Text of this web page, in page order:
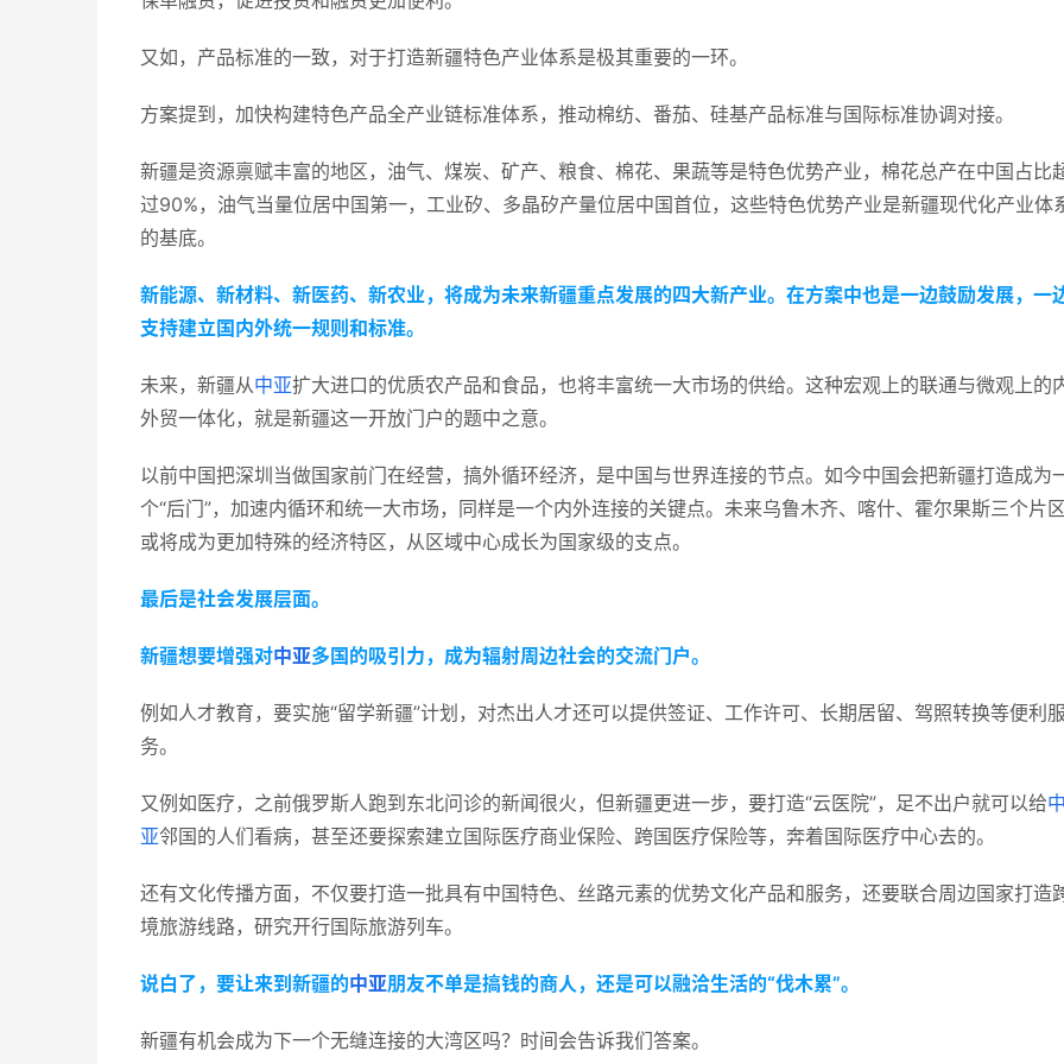
又如，产品标准的一致，对于打造新疆特色产业体系是极其重要的一环。
方案提到，加快构建特色产品全产业链标准体系，推动棉纺、番茄、硅基产品标准与国际标准协调对接。
新疆是资源禀赋丰富的地区，油气、煤炭、矿产、粮食、棉花、果蔬等是特色优势产业，棉花总产在中国占比
过90%，油气当量位居中国第一，工业矽、多晶矽产量位居中国首位，这些特色优势产业是新疆现代化产业体
的基底。
新能源、新材料、新医药、新农业，将成为未来新疆重点发展的四大新产业。在方案中也是一边鼓励发展，一
支持建立国内外统一规则和标准。
未来，新疆从中亚扩大进口的优质农产品和食品，也将丰富统一大市场的供给。这种宏观上的联通与微观上的
外贸一体化，就是新疆这一开放门户的题中之意。
以前中国把深圳当做国家前门在经营，搞外循环经济，是中国与世界连接的节点。如今中国会把新疆打造成为
个“后门”，加速内循环和统一大市场，同样是一个内外连接的关键点。未来乌鲁木齐、喀什、霍尔果斯三个片区
或将成为更加特殊的经济特区，从区域中心成长为国家级的支点。
最后是社会发展层面。
新疆想要增强对中亚多国的吸引力，成为辐射周边社会的交流门户。
例如人才教育，要实施“留学新疆”计划，对杰出人才还可以提供签证、工作许可、长期居留、驾照转换等便利服
务。
又例如医疗，之前俄罗斯人跑到东北问诊的新闻很火，但新疆更进一步，要打造“云医院”，足不出户就可以给中
亚邻国的人们看病，甚至还要探索建立国际医疗商业保险、跨国医疗保险等，奔着国际医疗中心去的。
还有文化传播方面，不仅要打造一批具有中国特色、丝路元素的优势文化产品和服务，还要联合周边国家打造
境旅游线路，研究开行国际旅游列车。
说白了，要让来到新疆的中亚朋友不单是搞钱的商人，还是可以融洽生活的“伐木累”。
新疆有机会成为下一个无缝连接的大湾区吗？时间会告诉我们答案。